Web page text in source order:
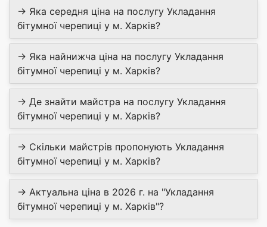
→ Яка середня ціна на послугу Укладання
бітумної черепиці у м. Харків?
→ Яка найнижча ціна на послугу Укладання
бітумної черепиці у м. Харків?
→ Де знайти майстра на послугу Укладання
бітумної черепиці у м. Харків?
→ Скільки майстрів пропонують Укладання
бітумної черепиці у м. Харків?
→ Актуальна ціна в 2026 г. на "Укладання
бітумної черепиці у м. Харків"?